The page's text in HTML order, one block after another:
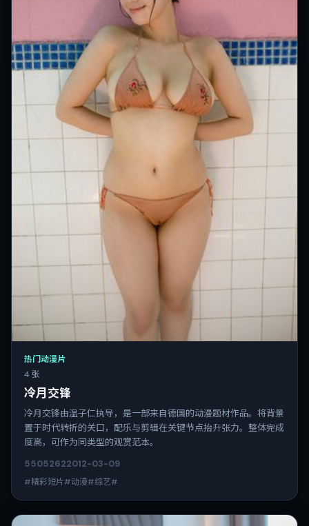
热门动漫片
4 张
冷月交锋
冷月交锋由温子仁执导，是一部来自德国的动漫题材作品。将背景
置于时代转折的关口，配乐与剪辑在关键节点抬升张力。整体完成
度高，可作为同类型的观赏范本。
55052622012-03-09
#精彩短片#动漫#综艺#